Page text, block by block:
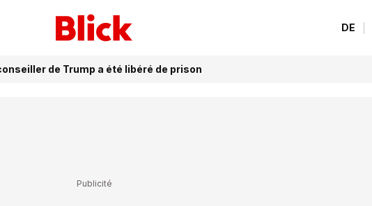
DE
de Trump a été libéré de prison